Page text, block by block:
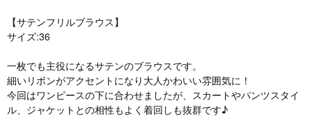
【サテンフリルブラウス】
サイズ:36
一枚でも主役になるサテンのブラウスです。
細いリボンがアクセントになり大人かわいい雰囲気に！
今回はワンピースの下に合わせましたが、スカートやパンツスタイ
ル、ジャケットとの相性もよく着回しも抜群です♪